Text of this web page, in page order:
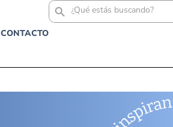
CONTACTO
Buscar: